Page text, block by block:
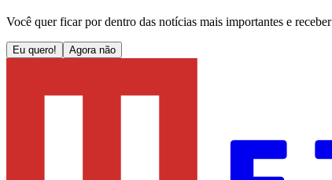
Você quer ficar por dentro das notícias mais importantes e receber
Eu quero! Agora não